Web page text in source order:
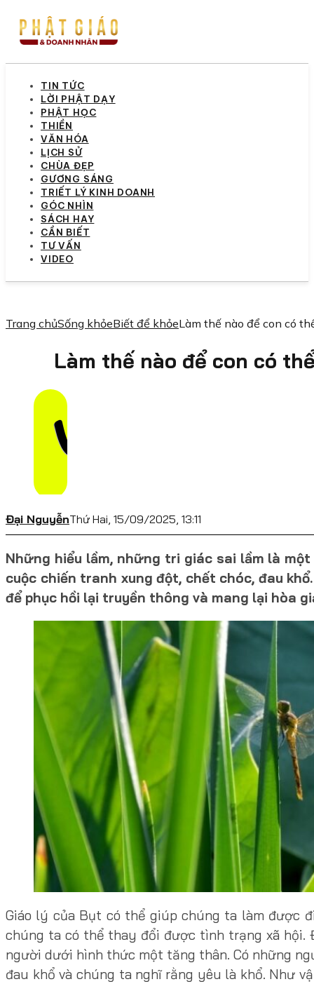
TIN TỨC
LỜI PHẬT DẠY
PHẬT HỌC
THIỀN
VĂN HÓA
LỊCH SỬ
CHÙA ĐẸP
GƯƠNG SÁNG
TRIẾT LÝ KINH DOANH
GÓC NHÌN
SÁCH HAY
CẦN BIẾT
TƯ VẤN
VIDEO
Trang chủSống khỏeBiết để khỏeLàm thế nào để con có
Làm thế nào để con có
Đại NguyễnThứ Hai, 15/09/2025, 13:11
Những hiểu lầm, những tri giác sai lầm là
cuộc chiến tranh xung đột, chết chóc, đau
để phục hồi lại truyền thông và mang lại hòa
Giáo lý của Bụt có thể giúp chúng ta làm được
chúng ta có thể thay đổi được tình trạng xã
người dưới hình thức một tăng thân. Có những
đau khổ và chúng ta nghĩ rằng yêu là khổ. Như